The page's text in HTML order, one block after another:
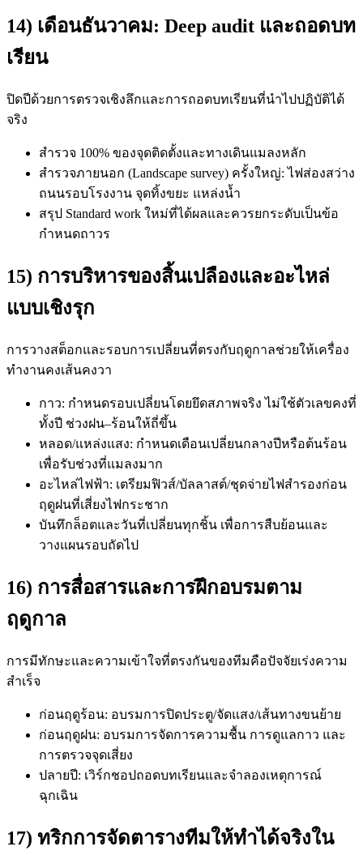
14) เดือนธันวาคม: Deep audit และถอดบท
เรียน
ปิดปีด้วยการตรวจเชิงลึกและการถอดบทเรียนที่นำไปปฏิบัติได้
จริง
สำรวจ 100% ของจุดติดตั้งและทางเดินแมลงหลัก
สำรวจภายนอก (Landscape survey) ครั้งใหญ่: ไฟส่องสว่าง
ถนนรอบโรงงาน จุดทิ้งขยะ แหล่งน้ำ
สรุป Standard work ใหม่ที่ได้ผลและควรยกระดับเป็นข้อ
กำหนดถาวร
15) การบริหารของสิ้นเปลืองและอะไหล่
แบบเชิงรุก
การวางสต็อกและรอบการเปลี่ยนที่ตรงกับฤดูกาลช่วยให้เครื่อง
ทำงานคงเส้นคงวา
กาว: กำหนดรอบเปลี่ยนโดยยึดสภาพจริง ไม่ใช้ตัวเลขคงที่
ทั้งปี ช่วงฝน–ร้อนให้ถี่ขึ้น
หลอด/แหล่งแสง: กำหนดเดือนเปลี่ยนกลางปีหรือต้นร้อน
เพื่อรับช่วงที่แมลงมาก
อะไหล่ไฟฟ้า: เตรียมฟิวส์/บัลลาสต์/ชุดจ่ายไฟสำรองก่อน
ฤดูฝนที่เสี่ยงไฟกระชาก
บันทึกล็อตและวันที่เปลี่ยนทุกชิ้น เพื่อการสืบย้อนและ
วางแผนรอบถัดไป
16) การสื่อสารและการฝึกอบรมตาม
ฤดูกาล
การมีทักษะและความเข้าใจที่ตรงกันของทีมคือปัจจัยเร่งความ
สำเร็จ
ก่อนฤดูร้อน: อบรมการปิดประตู/จัดแสง/เส้นทางขนย้าย
ก่อนฤดูฝน: อบรมการจัดการความชื้น การดูแลกาว และ
การตรวจจุดเสี่ยง
ปลายปี: เวิร์กชอปถอดบทเรียนและจำลองเหตุการณ์
ฉุกเฉิน
17) ทริกการจัดตารางทีมให้ทำได้จริงใน